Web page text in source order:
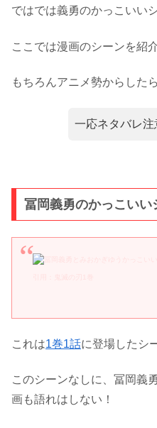
ではでは義勇のかっこいい
ここでは漫画のシーンを紹
もちろんアニメ勢からした
一応ネタバレ
冨岡義勇のかっこい
これは1巻1話に登場したシ
このシーンなしに、冨岡義
画も語れはしない！